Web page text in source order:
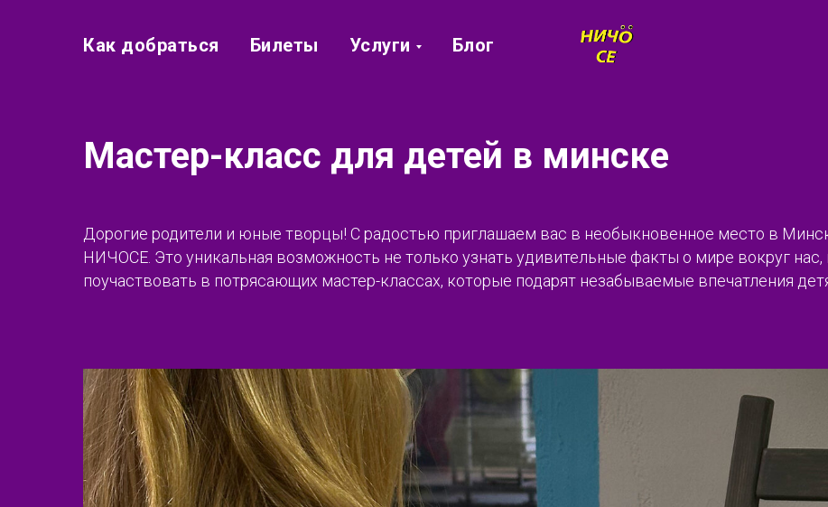
Как добраться Билеты Услуги Блог
Мастер-класс для детей в минске
Дорогие родители и юные творцы! С радостью приглашаем вас в необыкновенное место в
НИЧОСЕ. Это уникальная возможность не только узнать удивительные факты о мире вокруг нас,
поучаствовать в потрясающих мастер-классах, которые подарят незабываемые впечатления